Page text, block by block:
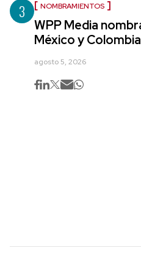
3 NOMBRAMIENTOS
WPP Media
México y Colombia
agosto 5, 2026